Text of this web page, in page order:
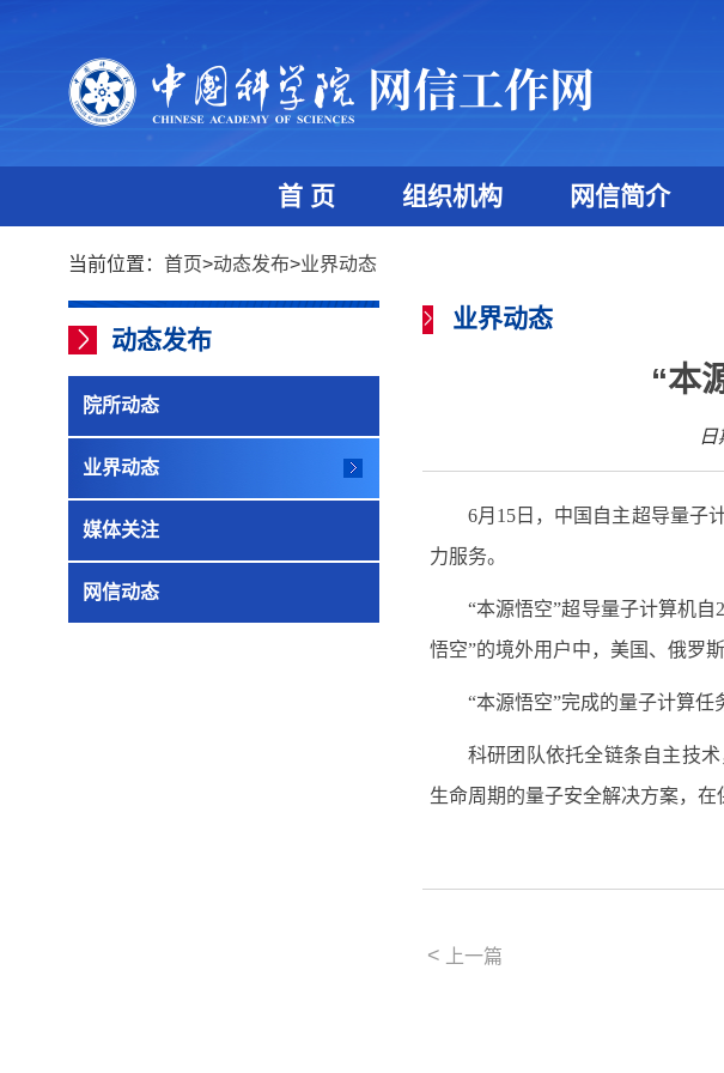
首 页 组织机构 网信简介
当前位置： 首页>动态发布>业界动态
动态发布
院所动态
业界动态
媒体关注
网信动态
业界动态
“本
6月15日，中国自主超导量子
力服务。
“本源悟空”超导量子计算机
悟空”的境外用户中，美国、俄罗
“本源悟空”完成的量子计算任
科研团队依托全链条自主技
生命周期的量子安全解决方案，
< 上一篇